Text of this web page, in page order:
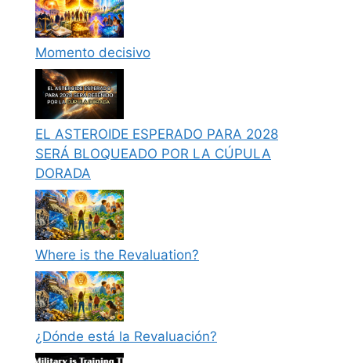
Momento decisivo
EL ASTEROIDE ESPERADO PARA 2028
SERÁ BLOQUEADO POR LA CÚPULA
DORADA
Where is the Revaluation?
¿Dónde está la Revaluación?